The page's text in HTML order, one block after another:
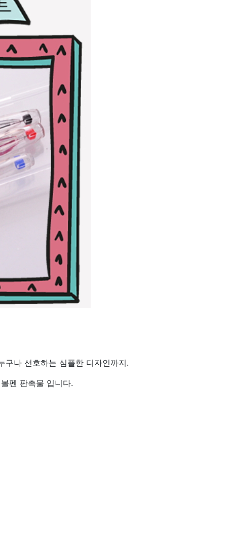
구나 선호하는 심플한 디자인까지.
펜 판촉물 입니다.